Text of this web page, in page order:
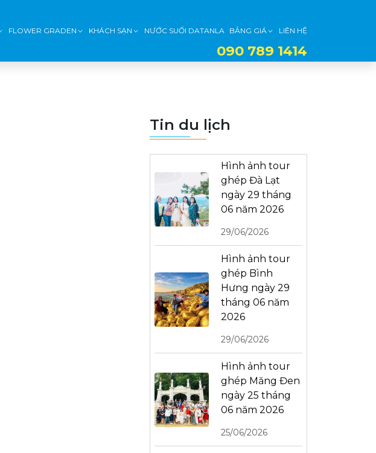
FLOWER GRADEN KHÁCH SẠN NƯỚC SUỐI DATANLA BẢNG GIÁ LIÊN HỆ
090 789 1414
Tin du lịch
Hình ảnh tour
ghép Đà Lạt
ngày 29 tháng
06 năm 2026
29/06/2026
Hình ảnh tour
ghép Bình
Hưng ngày 29
tháng 06 năm
2026
29/06/2026
Hình ảnh tour
ghép Măng Đen
ngày 25 tháng
06 năm 2026
25/06/2026